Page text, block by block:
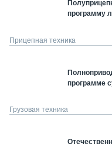
программу
Прицепная техника
программе
Грузовая техника